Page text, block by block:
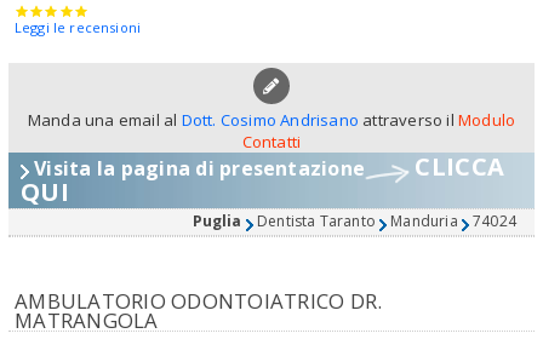
Leggi le recensioni
Manda una email al Dott. Cosimo Andrisano attraverso il Modulo
Contatti
Visita la pagina di presentazione CLICCA
QUI
Puglia Dentista Taranto Manduria 74024
AMBULATORIO ODONTOIATRICO DR.
MATRANGOLA